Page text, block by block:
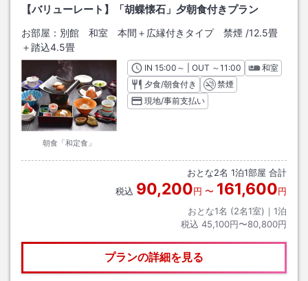
【バリューレート】「胡蝶懐石」夕朝食付きプラン
お部屋： 別館 和室 本間＋広縁付きタイプ 禁煙 /12.5畳
＋踏込4.5畳
朝食「和定食」
INチェックイン
15:00 ～ | OUT チェックアウト
～11:00
和室
夕食/朝食付き
禁煙
現地/事前支払い
おとな2名 1泊1部屋 合計
税込 90,200円 〜 161,600円
おとな1名 (2名1室)｜ 1泊
税込 45,100円〜80,800円
プランの詳細を見る